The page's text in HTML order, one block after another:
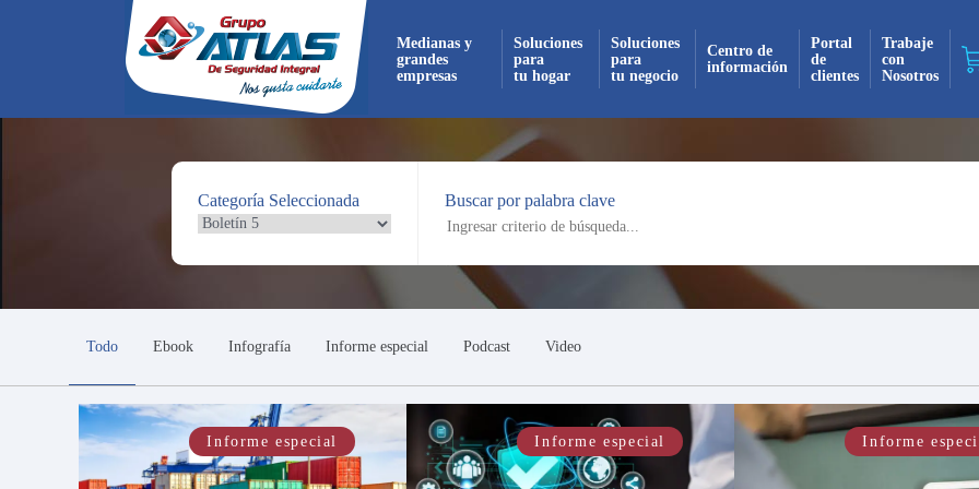
Medianas y
grandes
empresas
Soluciones
para
tu hogar
Soluciones
para
tu negocio
Centro de
información
Portal
de
clientes
Trabaje
con
Nosotros
Categoría Seleccionada Buscar por palabra clave
Todo Ebook Infografía Informe especial Podcast Video
Informe especial Informe especial Informe
¡Suscrito exitosamente!
Ahora recibirás todas nuestras actualizaciones y
directamente en tu bandeja de entrada. ¡No te pierdas
novedad!